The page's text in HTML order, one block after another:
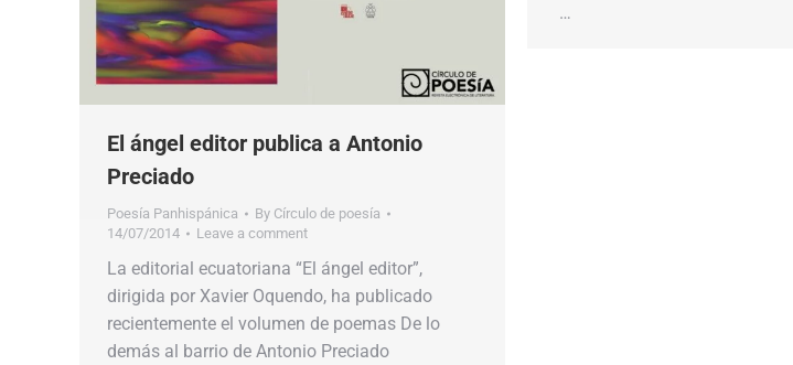
…
El ángel editor publica a Antonio
Preciado
Poesía Panhispánica By Círculo de poesía
14/07/2014
Leave a comment
La editorial ecuatoriana “El ángel editor”,
dirigida por Xavier Oquendo, ha publicado
recientemente el volumen de poemas De lo
demás al barrio de Antonio Preciado